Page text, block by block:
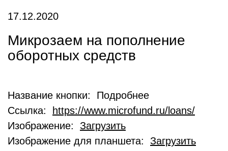
17.12.2020
Микрозаем на пополнение
оборотных средств
Название кнопки: Подробнее
Ссылка:
https://www.microfund.ru/loans/
Изображение: Загрузить
Изображение для планшета: Загрузить